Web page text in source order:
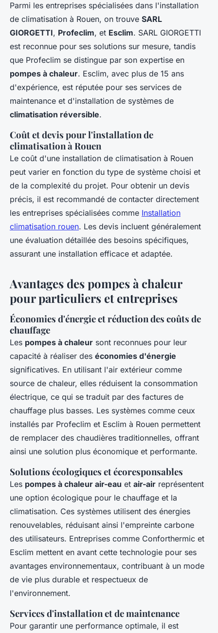
Parmi les entreprises spécialisées dans l'installation
de climatisation à Rouen, on trouve SARL
GIORGETTI, Profeclim, et Esclim. SARL GIORGETTI
est reconnue pour ses solutions sur mesure, tandis
que Profeclim se distingue par son expertise en
pompes à chaleur. Esclim, avec plus de 15 ans
d'expérience, est réputée pour ses services de
maintenance et d'installation de systèmes de
climatisation réversible.
Coût et devis pour l'installation de
climatisation à Rouen
Le coût d'une installation de climatisation à Rouen
peut varier en fonction du type de système choisi et
de la complexité du projet. Pour obtenir un devis
précis, il est recommandé de contacter directement
les entreprises spécialisées comme Installation
climatisation rouen. Les devis incluent généralement
une évaluation détaillée des besoins spécifiques,
assurant une installation efficace et adaptée.
Avantages des pompes à chaleur
pour particuliers et entreprises
Économies d'énergie et réduction des coûts de
chauffage
Les pompes à chaleur sont reconnues pour leur
capacité à réaliser des économies d'énergie
significatives. En utilisant l'air extérieur comme
source de chaleur, elles réduisent la consommation
électrique, ce qui se traduit par des factures de
chauffage plus basses. Les systèmes comme ceux
installés par Profeclim et Esclim à Rouen permettent
de remplacer des chaudières traditionnelles, offrant
ainsi une solution plus économique et performante.
Solutions écologiques et écoresponsables
Les pompes à chaleur air-eau et air-air représentent
une option écologique pour le chauffage et la
climatisation. Ces systèmes utilisent des énergies
renouvelables, réduisant ainsi l'empreinte carbone
des utilisateurs. Entreprises comme Conforthermic et
Esclim mettent en avant cette technologie pour ses
avantages environnementaux, contribuant à un mode
de vie plus durable et respectueux de
l'environnement.
Services d'installation et de maintenance
Pour garantir une performance optimale, il est